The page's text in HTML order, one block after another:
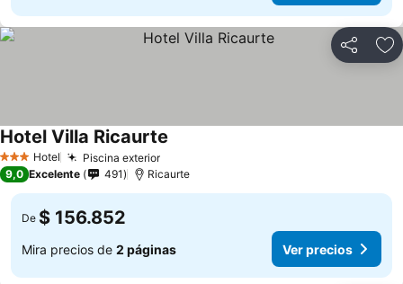
Compartir
3 Estrellas
Hotel Piscina exterior
Hotel Villa Ricaurte
9,0 Excelente 491 Ricaurte
De $ 156.852
Mira precios de 2 páginas Ver precios